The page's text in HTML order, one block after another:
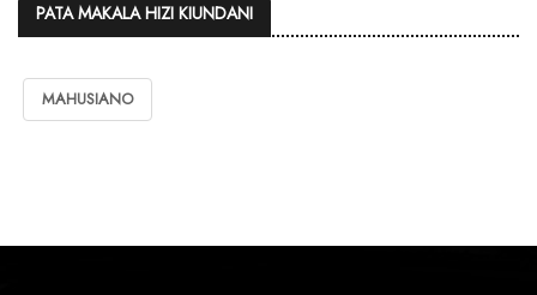
PATA MAKALA HIZI KIUNDANI
MAHUSIANO